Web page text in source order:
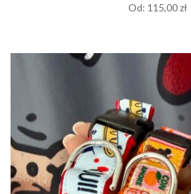
Od: 115,00zł